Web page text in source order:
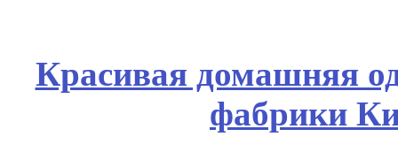
Красивая домашняя
фабрики